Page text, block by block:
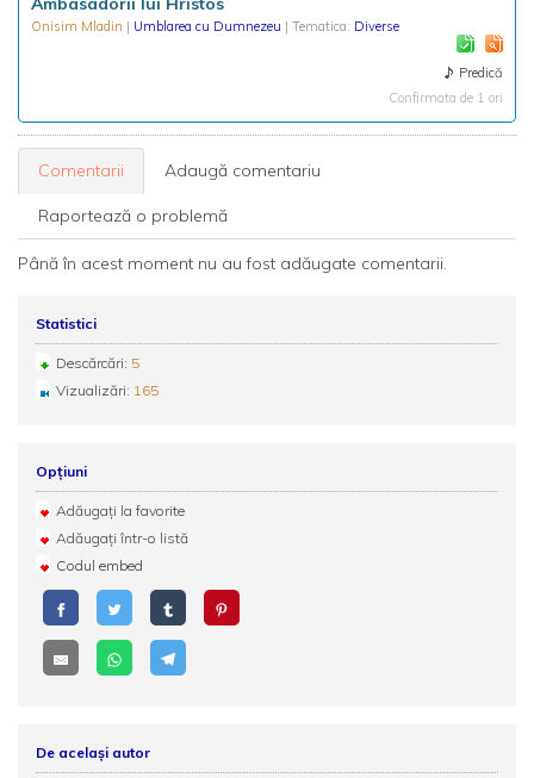
Onisim Mladin | Umblarea cu Dumnezeu | Tematica: Diverse
Predică
Confirmata de 1 ori
Comentarii Adaugă comentariu
Raportează o problemă
Până în acest moment nu au fost adăugate comentarii.
Statistici
Descărcări: 5
Vizualizări: 165
Opțiuni
Adăugați la favorite
Adăugați într-o listă
Codul embed
De același autor